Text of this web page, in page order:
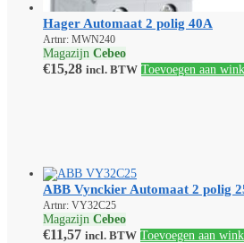
Hager Automaat 2 polig 40A
Artnr: MWN240
Magazijn Cebeo
€15,28 incl. BTW Toevoegen aan
ABB Vynckier Automaat 2 polig
Artnr: VY32C25
Magazijn Cebeo
€11,57 incl. BTW Toevoegen aan